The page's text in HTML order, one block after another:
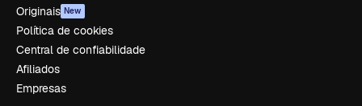
Originais New
Política de cookies
Central de confiabilidade
Afiliados
Empresas